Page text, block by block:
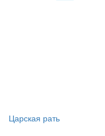
Царская рать